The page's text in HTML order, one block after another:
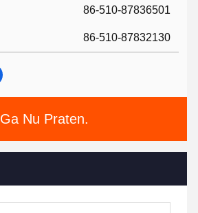
86-510-87836501
86-510-87832130
Ga Nu Praten.